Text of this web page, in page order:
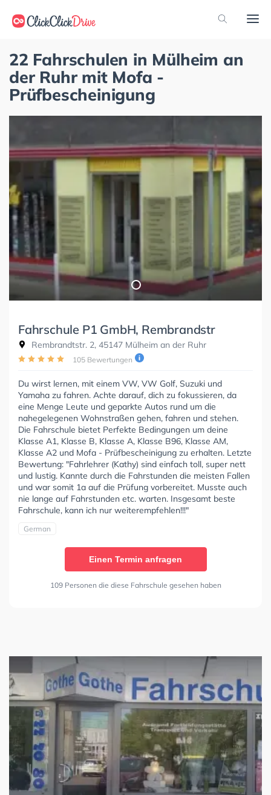
22 Fahrschulen in Mülheim an
der Ruhr mit Mofa -
Prüfbescheinigung
Fahrschule P1 GmbH, Rembrandstr
Rembrandtstr. 2, 45147 Mülheim an der Ruhr
105 Bewertungen
Du wirst lernen, mit einem VW, VW Golf, Suzuki und
Yamaha zu fahren. Achte darauf, dich zu fokussieren, da
eine Menge Leute und geparkte Autos rund um die
nahegelegenen Wohnstraßen gehen, fahren und stehen.
Die Fahrschule bietet Perfekte Bedingungen um deine
Klasse A1, Klasse B, Klasse A, Klasse B96, Klasse AM,
Klasse A2 und Mofa - Prüfbescheinigung zu erhalten. Letzte
Bewertung: "Fahrlehrer (Kathy) sind einfach toll, super nett
und lustig. Kannte durch die Fahrstunden die meisten Fallen
und war somit 1a auf die Prüfung vorbereitet. Musste auch
nie lange auf Fahrstunden etc. warten. Insgesamt beste
Fahrschule, kann ich nur weiterempfehlen!!!"
German
Einen Termin anfragen
109 Personen die diese Fahrschule gesehen haben